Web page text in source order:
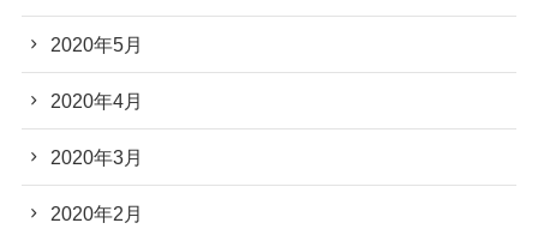
2020年5月
2020年4月
2020年3月
2020年2月